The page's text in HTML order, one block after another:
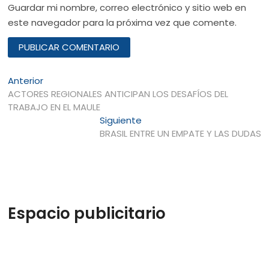
Guardar mi nombre, correo electrónico y sitio web en
este navegador para la próxima vez que comente.
Navegación
de
AnteriorEntrada
anterior:
ACTORES REGIONALES ANTICIPAN LOS DESAFÍOS DEL
TRABAJO EN EL MAULE
SiguienteEntrada
siguiente:
BRASIL ENTRE UN EMPATE Y LAS DUDAS
Espacio publicitario